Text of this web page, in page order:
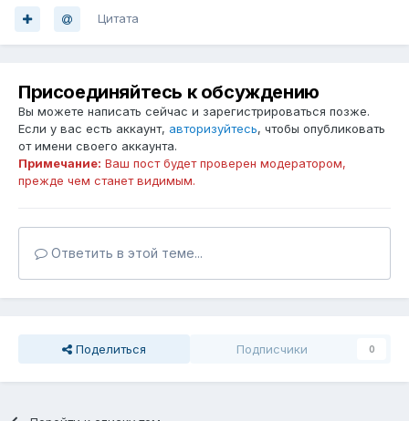
Цитата
Присоединяйтесь к обсуждению
Вы можете написать сейчас и зарегистрироваться позже.
Если у вас есть аккаунт, авторизуйтесь, чтобы опубликовать
от имени своего аккаунта.
Примечание: Ваш пост будет проверен модератором,
прежде чем станет видимым.
Ответить в этой теме...
Поделиться Подписчики 0